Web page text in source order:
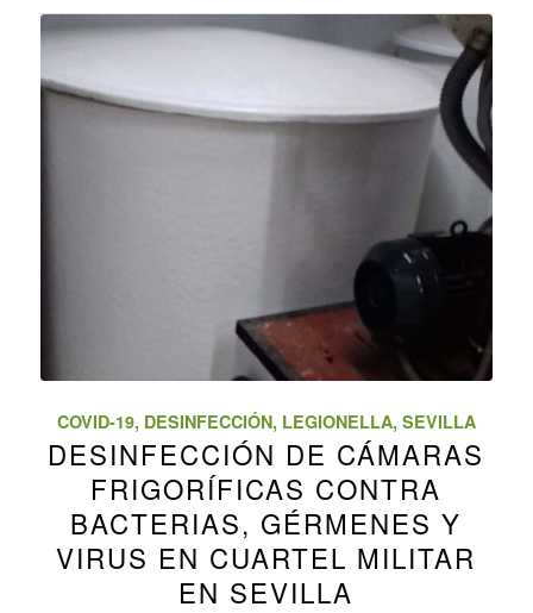
COVID-19, DESINFECCIÓN, LEGIONELLA, SEVILLA
DESINFECCIÓN DE CÁMARAS
FRIGORÍFICAS CONTRA
BACTERIAS, GÉRMENES Y
VIRUS EN CUARTEL MILITAR
EN SEVILLA